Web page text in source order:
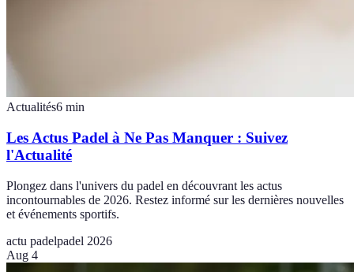
Actualités6 min
Les Actus Padel à Ne Pas Manquer : Suivez
l'Actualité
Plongez dans l'univers du padel en découvrant les actus
incontournables de 2026. Restez informé sur les dernières nouvelles
et événements sportifs.
actu padelpadel 2026
Aug 4